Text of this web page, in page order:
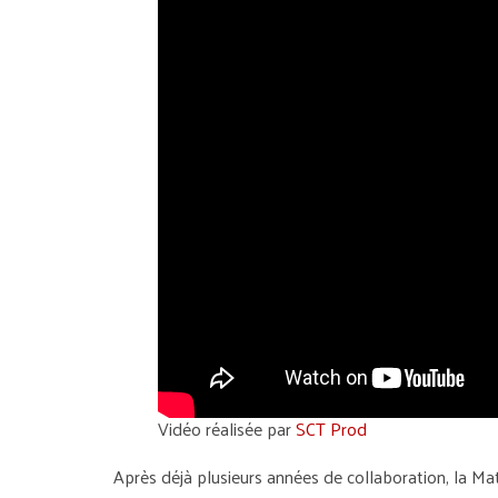
Vidéo réalisée parSCT Prod
Après déjà plusieurs années de collaboration, la